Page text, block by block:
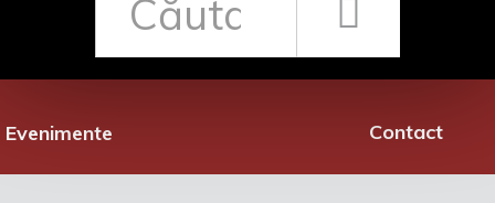
Evenimente
Rețea librării
Contact